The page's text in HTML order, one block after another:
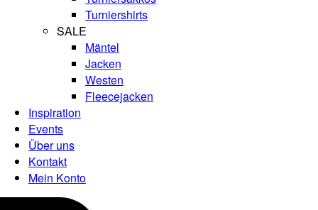
Turniershirts
SALE
Mäntel
Jacken
Westen
Fleecejacken
Inspiration
Events
Über uns
Kontakt
Mein Konto